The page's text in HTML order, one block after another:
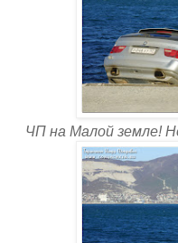
ЧП на Малой земле!